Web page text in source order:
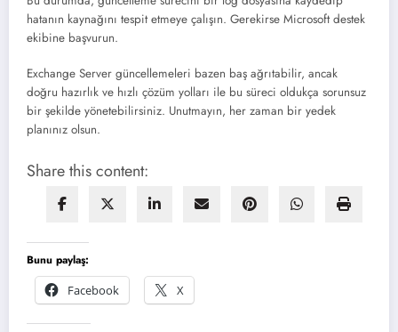
hatanın kaynağını tespit etmeye çalışın. Gerekirse Microsoft destek
ekibine başvurun.
Exchange Server güncellemeleri bazen baş ağrıtabilir, ancak
doğru hazırlık ve hızlı çözüm yolları ile bu süreci oldukça sorunsuz
bir şekilde yönetebilirsiniz. Unutmayın, her zaman bir yedek
planınız olsun.
Share this content:
Bunu paylaş:
Facebook
X